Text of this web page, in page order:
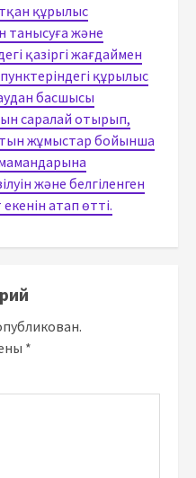
құрылыс
және
қазіргі жағдаймен
құрылыс
басшысы
саралай отырып,
жұмыстар бойынша
және белгіленген
атап өтті.
*